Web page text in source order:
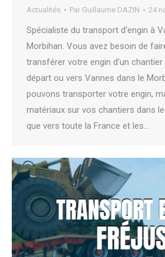
Actualités Par Guillaume DAZIN 24
Spécialiste du transport d’engin à
Morbihan. Vous avez besoin de
transférer votre engin d’un
départ ou vers Vannes dans le
pouvons transporter votre engin,
matériaux sur vos chantiers dans
que vers toute la France et les…